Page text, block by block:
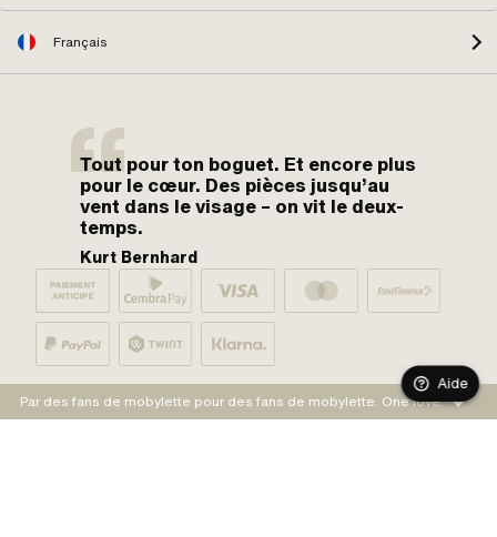
Français
Tout pour ton boguet. Et encore plus
pour le cœur. Des pièces jusqu’au
vent dans le visage – on vit le deux-
temps.
Kurt Bernhard
Par des fans de mobylette pour des fans de mobylette. One love.
Aide